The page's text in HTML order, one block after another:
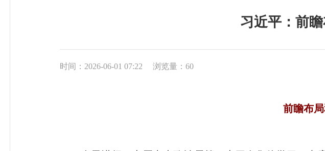
习近平：前
时间：2026-06-01 07:22 浏览量：60
前瞻布